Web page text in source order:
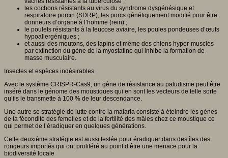
les cochons résistants au virus du syndrome dysgénésique et
respiratoire porcin (SDRP), les porcs génétiquement modifié pour être
donneurs d’organe à l’homme (rein) ;
le poulets résistants à la leucose aviaire, les poules pondeuses d’œufs
hypoallergéniques ;
et aussi des moutons, des lapins et même des chiens hyper-musclés
par extinction du gène de la myostatine qui inhibe la formation de
masse musculaire.
Insectes et espèces indésirables
Avec le système CRISPR-Cas9, un gène de résistance au paludisme peut être
inséré dans le génome des moustiques qui en sont les vecteurs de telle sorte
qu’ils le transmette à 100 % de leur descendance.
Une autre se stratégie de lutte contre la malaria consiste à éteindre les gènes
de la fécondité des femelles et de la fertilité des mâles chez ce moustique ce
qui permet de l’éradiquer en quelques générations.
Cette deuxième stratégie est aussi testée pour éradiquer dans des îles des
rongeurs importés qui ont proliféré au point d’être une menace pour la
biodiversité locale